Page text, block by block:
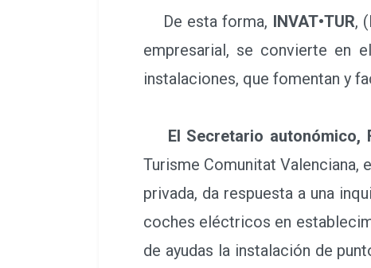
instalaciones, que fomentan y
El Secretario autonómico,
privada, da respuesta a una
coches eléctricos en
de ayudas la instalación de
todos podemos hacer. Es la
sostenibilidad y es la